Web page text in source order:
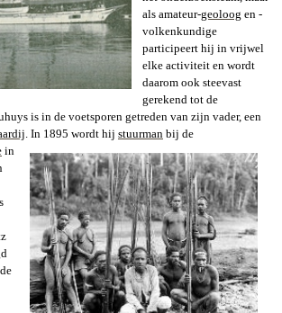
als amateur-geoloog en -
volkenkundige
participeert hij in vrijwel
elke activiteit en wordt
daarom ook steevast
gerekend tot de
is in de voetsporen getreden van zijn vader, een
. In 1895 wordt hij stuurman bij de
in